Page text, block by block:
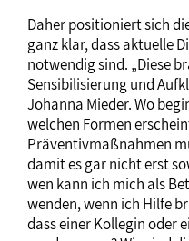
Daher positioniert sich
ganz klar, dass aktuelle
notwendig sind. „Diese
Sensibilisierung und
Johanna Mieder. Wo
welchen Formen
Präventivmaßnahmen
damit es gar nicht erst
wen kann ich mich als
wenden, wenn ich Hilfe
dass einer Kollegin oder